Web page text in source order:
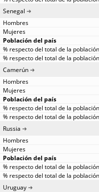
Senegal
Camerún
Russia
Uruguay